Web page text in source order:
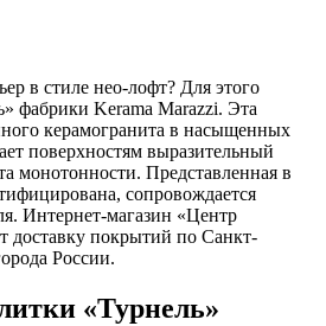
в стиле нео-лофт? Для этого
фабрики Kerama Marazzi. Эта
керамогранита в насыщенных
поверхностям выразительный
монотонности. Представленная в
сопровождается
Интернет-магазин «Центр
доставку покрытий по Санкт-
России.
«Турнель»